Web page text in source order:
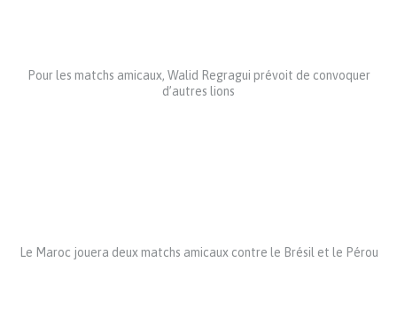
Pour les matchs amicaux, Walid Regragui prévoit de convoquer
d’autres lions
Le Maroc jouera deux matchs amicaux contre le Brésil et le Pérou